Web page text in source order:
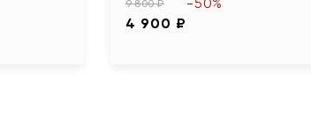
9 800 ₽
4 900 ₽